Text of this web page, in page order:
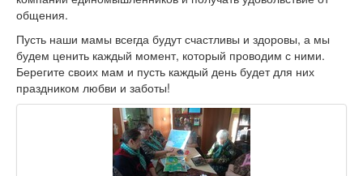
общения.
Пусть наши мамы всегда будут счастливы и здоровы, а мы
будем ценить каждый момент, который проводим с ними.
Берегите своих мам и пусть каждый день будет для них
праздником любви и заботы!